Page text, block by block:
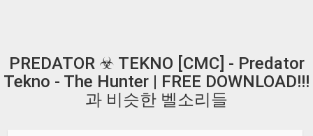
PREDATOR ☣ TEKNO [CMC] - Predator
Tekno - The Hunter | FREE DOWNLOAD!!!
과 비슷한 벨소리들